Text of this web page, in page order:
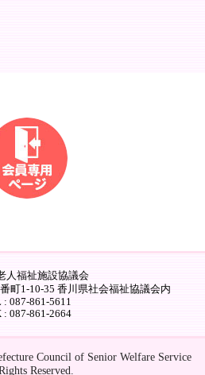
人福祉施設協議会
町1-10-35 香川県社会福祉協議会内
: 087-861-5611
: 087-861-2664
Council of Senior Welfare Service
Reserved.